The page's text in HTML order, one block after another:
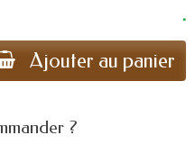
.
Ajouter au panier
?